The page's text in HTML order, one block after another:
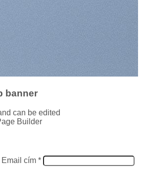
banner
can be edited
Builder
cím *Kötelező